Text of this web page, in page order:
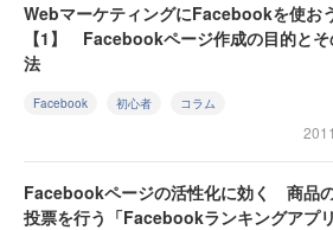
WebマーケティングにFacebookを使お
【1】 Facebookページ作成の目的とそ
法
Facebook 初心者 コラム
Facebookページの活性化に効く 商品
投票を行う「Facebookランキングアプリ